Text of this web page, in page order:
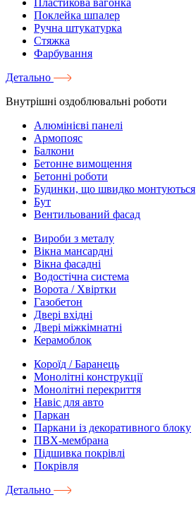
Пластикова вагонка
Поклейка шпалер
Ручна штукатурка
Стяжка
Фарбування
Детально
Внутрішні оздоблювальні роботи
Алюмінієві панелі
Армопояс
Балкони
Бетонне вимощення
Бетонні роботи
Будинки, що швидко монтуються
Бут
Вентильований фасад
Вироби з металу
Вікна мансардні
Вікна фасадні
Водостічна система
Ворота / Хвіртки
Газобетон
Двері вхідні
Двері міжкімнатні
Керамоблок
Короїд / Баранець
Монолітні конструкції
Монолітні перекриття
Навіс для авто
Паркан
Паркани із декоративного блоку
ПВХ-мембрана
Підшивка покрівлі
Покрівля
Детально